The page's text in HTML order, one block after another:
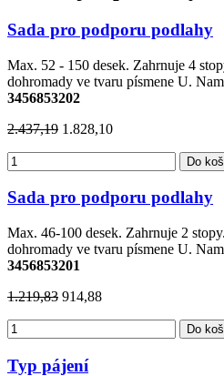
Sada pro podporu podlahy
Max. 52 - 150 desek. Zahrnuje 4
dohromady ve tvaru písmene U.
3456853202
2.437,19 1.828,10
Do
Sada pro podporu podlahy
Max. 46-100 desek. Zahrnuje 2
dohromady ve tvaru písmene U.
3456853201
1.219,83 914,88
Do
Typ pájení